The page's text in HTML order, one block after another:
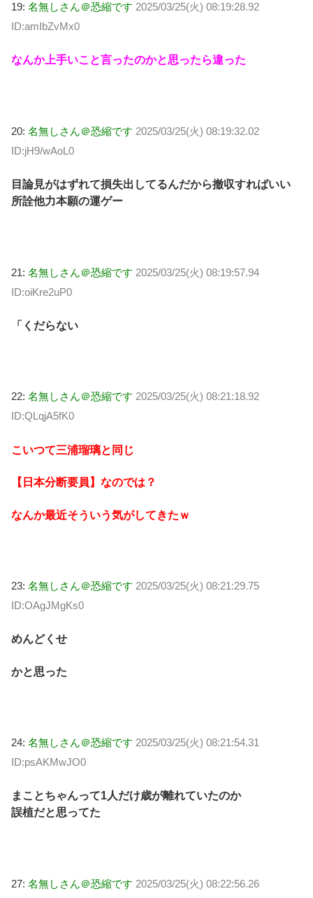
19: 名無しさん＠恐縮です 2025/03/25(火) 08:19:28.92
ID:amIbZvMx0
なんか上手いこと言ったのかと思ったら違った
20: 名無しさん＠恐縮です 2025/03/25(火) 08:19:32.02
ID:jH9/wAoL0
目論見がはずれて損失出してるんだから撤収すればいい
所詮他力本願の運ゲー
21: 名無しさん＠恐縮です 2025/03/25(火) 08:19:57.94
ID:oiKre2uP0
「くだらない
22: 名無しさん＠恐縮です 2025/03/25(火) 08:21:18.92
ID:QLqjA5fK0
こいつて三浦瑠璃と同じ
【日本分断要員】なのでは？
なんか最近そういう気がしてきたｗ
23: 名無しさん＠恐縮です 2025/03/25(火) 08:21:29.75
ID:OAgJMgKs0
めんどくせ
かと思った
24: 名無しさん＠恐縮です 2025/03/25(火) 08:21:54.31
ID:psAKMwJO0
まことちゃんって1人だけ歳が離れていたのか
誤植だと思ってた
27: 名無しさん＠恐縮です 2025/03/25(火) 08:22:56.26